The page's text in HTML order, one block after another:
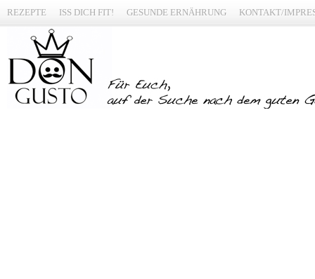
REZEPTE ISS DICH FIT! GESUNDE ERNÄHRUNG KONTAKT/